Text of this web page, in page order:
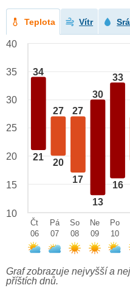
Teplota Vítr
34
21
27
20
27
17
30
13
33
16
40
35
30
25
20
15
10
Čt
06
Pá
07
So
08
Ne
09
Po
10
Graf zobrazuje nejvyšší a
příštích dnů.